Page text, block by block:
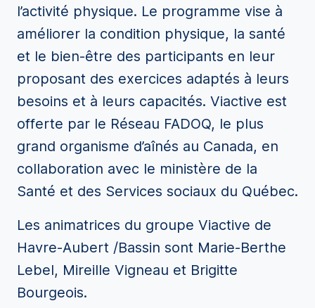
l’activité physique. Le programme vise à
améliorer la condition physique, la santé
et le bien-être des participants en leur
proposant des exercices adaptés à leurs
besoins et à leurs capacités. Viactive est
offerte par le Réseau FADOQ, le plus
grand organisme d’aînés au Canada, en
collaboration avec le ministère de la
Santé et des Services sociaux du Québec.
Les animatrices du groupe Viactive de
Havre-Aubert /Bassin sont Marie-Berthe
Lebel, Mireille Vigneau et Brigitte
Bourgeois.